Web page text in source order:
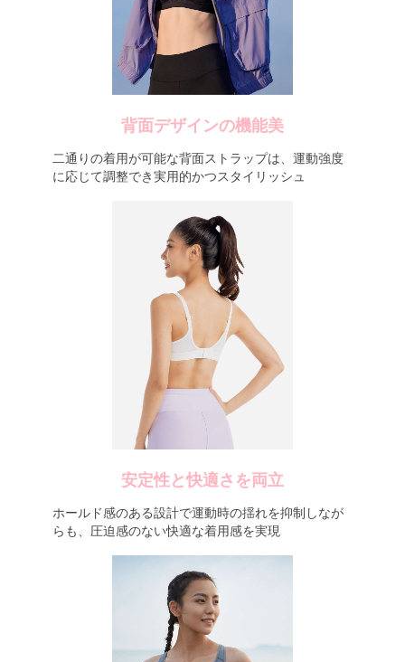
背面デザインの機能美
二通りの着用が可能な背面ストラップは、運動強度
に応じて調整でき実用的かつスタイリッシュ
安定性と快適さを両立
ホールド感のある設計で運動時の揺れを抑制しなが
らも、圧迫感のない快適な着用感を実現